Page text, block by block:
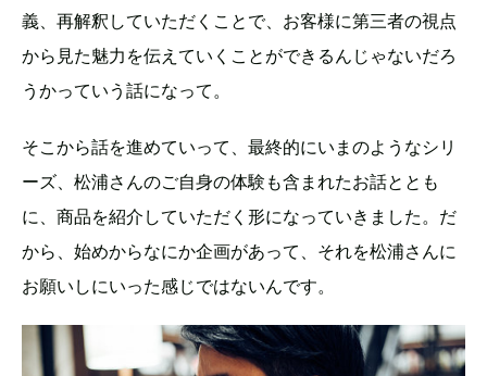
義、再解釈していただくことで、お客様に第三者の視点
から見た魅力を伝えていくことができるんじゃないだろ
うかっていう話になって。
そこから話を進めていって、最終的にいまのようなシリ
ーズ、松浦さんのご自身の体験も含まれたお話ととも
に、商品を紹介していただく形になっていきました。だ
から、始めからなにか企画があって、それを松浦さんに
お願いしにいった感じではないんです。